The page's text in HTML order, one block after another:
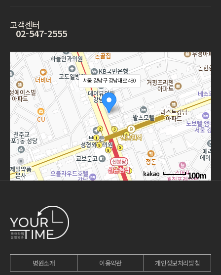
고객센터
02-547-2555
서울 강남구 강남대로 480
100m
병원소개 이용약관 개인정보처리방침